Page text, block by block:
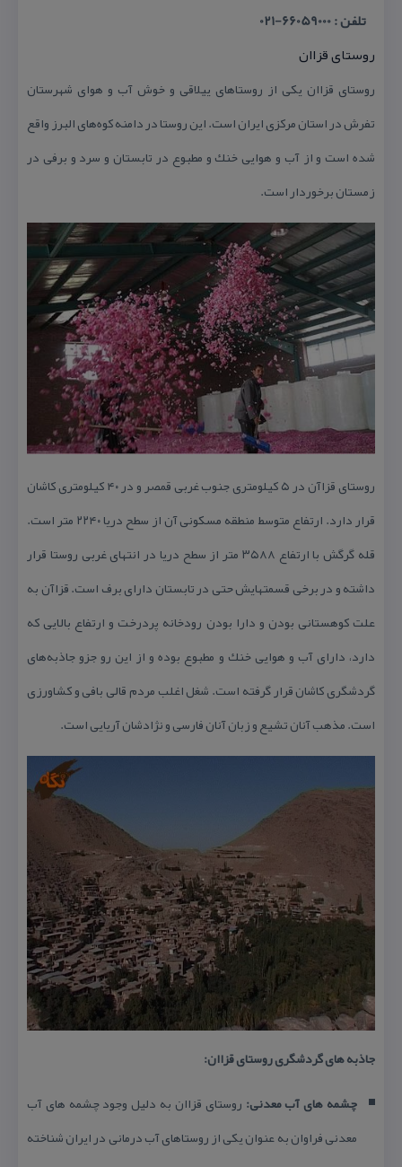
تلفن : 66059000-021
روستای قزاان
روستای قزاان یكی از روستاهای ییلاقی و خوش آب و هوای شهرستان
تفرش در استان مركزی ایران است. این روستا در دامنه كوه‌های البرز واقع
شده است و از آب و هوایی خنك و مطبوع در تابستان و سرد و برفی در
زمستان برخوردار است.
روستای قزاآن در ۵ كیلومتری جنوب غربی قمصر و در ۴۰ كیلومتری كاشان
قرار دارد. ارتفاع متوسط منطقه مسكونی آن از سطح دریا ۲۲۴۰ متر است.
قله گرگش با ارتفاع ۳۵۸۸ متر از سطح دریا در انتهای غربی روستا قرار
داشته و در برخی قسمتهایش حتی در تابستان دارای برف است. قزاآن به
علت كوهستانی بودن و دارا بودن رودخانه پردرخت و ارتفاع بالایی كه
دارد، دارای آب و هوایی خنك و مطبوع بوده و از این رو جزو جاذبه‌های
گردشگری كاشان قرار گرفته است. شغل اغلب مردم قالی بافی و كشاورزی
است. مذهب آنان تشیع و زبان آنان فارسی و نژادشان آریایی است.
جاذبه های گردشگری روستای قزاان:
چشمه های آب معدنی: روستای قزاان به دلیل وجود چشمه های آب
معدنی فراوان به عنوان یكی از روستاهای آب درمانی در ایران شناخته